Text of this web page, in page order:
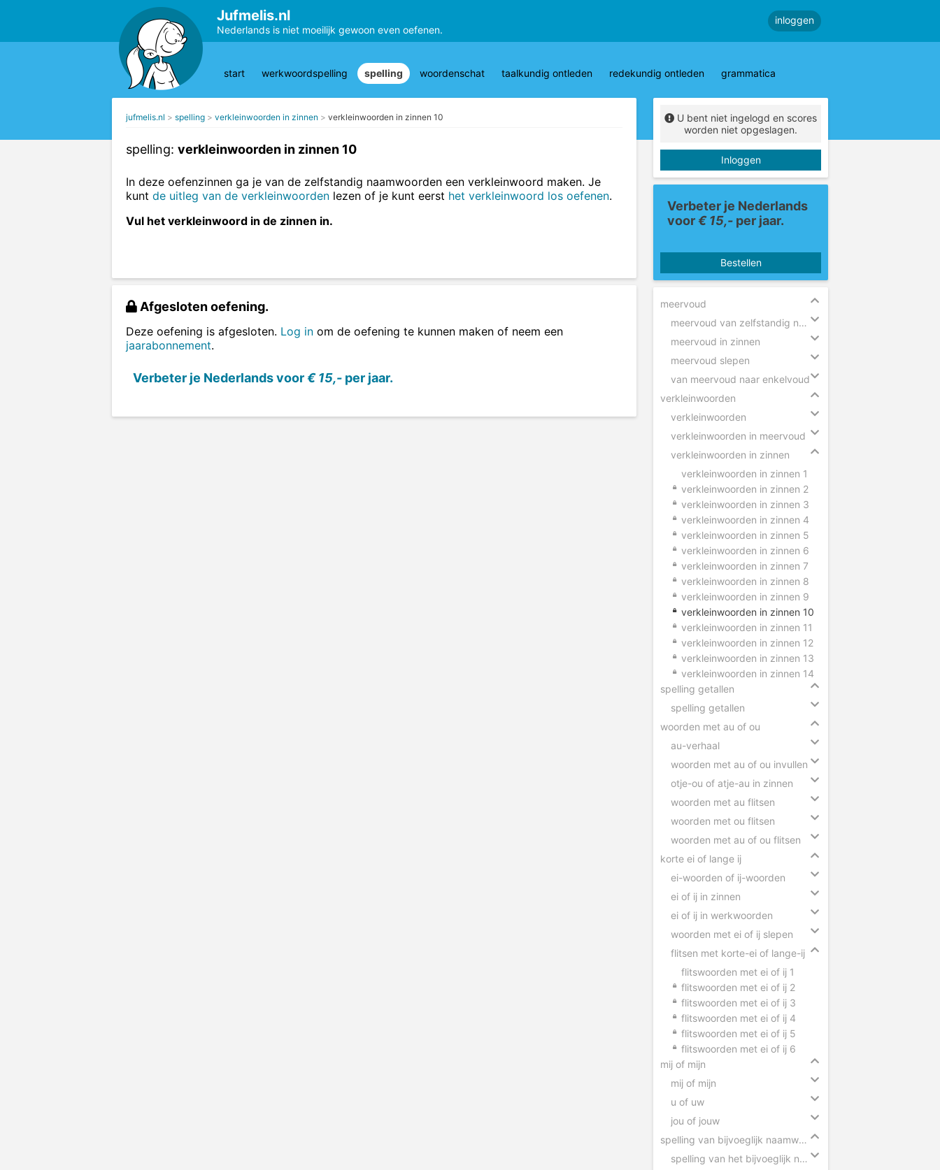
Jufmelis.nl
Nederlands is niet moeilijk gewoon even oefenen.
inloggen
start werkwoordspelling spelling woordenschat taalkundig ontleden redekundig ontleden grammatica
jufmelis.nl spelling verkleinwoorden in zinnen verkleinwoorden in zinnen 10
spelling: verkleinwoorden in zinnen 10
In deze oefenzinnen ga je van de zelfstandig naamwoorden een verkleinwoord maken. Je
kunt de uitleg van de verkleinwoorden lezen of je kunt eerst het verkleinwoord los oefenen.
Vul het verkleinwoord in de zinnen in.
Afgesloten oefening.
Deze oefening is afgesloten. Log in om de oefening te kunnen maken of neem een
jaarabonnement.
Verbeter je Nederlands voor€ 15,- per jaar.
U bent niet ingelogd en scores
worden niet opgeslagen.
Inloggen
Verbeter je Nederlands
voor€ 15,- per jaar.
Bestellen
meervoud
meervoud van zelfstandig naamwoorden
meervoud in zinnen
meervoud slepen
van meervoud naar enkelvoud
verkleinwoorden
verkleinwoorden
verkleinwoorden in meervoud
verkleinwoorden in zinnen
verkleinwoorden in zinnen 1
verkleinwoorden in zinnen 2
verkleinwoorden in zinnen 3
verkleinwoorden in zinnen 4
verkleinwoorden in zinnen 5
verkleinwoorden in zinnen 6
verkleinwoorden in zinnen 7
verkleinwoorden in zinnen 8
verkleinwoorden in zinnen 9
verkleinwoorden in zinnen 10
verkleinwoorden in zinnen 11
verkleinwoorden in zinnen 12
verkleinwoorden in zinnen 13
verkleinwoorden in zinnen 14
spelling getallen
spelling getallen
woorden met au of ou
au-verhaal
woorden met au of ou invullen
otje-ou of atje-au in zinnen
woorden met au flitsen
woorden met ou flitsen
woorden met au of ou flitsen
korte ei of lange ij
ei-woorden of ij-woorden
ei of ij in zinnen
ei of ij in werkwoorden
woorden met ei of ij slepen
flitsen met korte-ei of lange-ij
flitswoorden met ei of ij 1
flitswoorden met ei of ij 2
flitswoorden met ei of ij 3
flitswoorden met ei of ij 4
flitswoorden met ei of ij 5
flitswoorden met ei of ij 6
mij of mijn
mij of mijn
u of uw
jou of jouw
spelling van bijvoeglijk naamwoorden
spelling van het bijvoeglijk naamwoord